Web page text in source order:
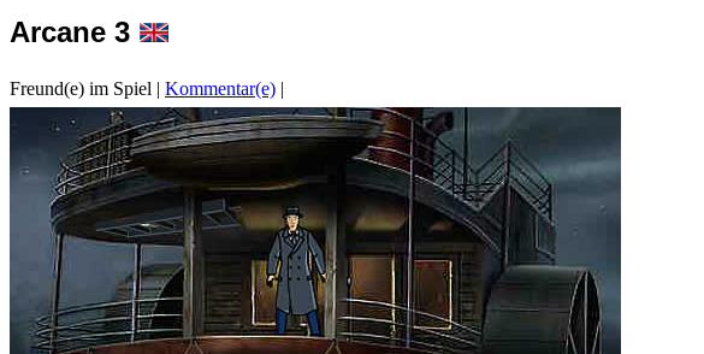
Arcane 3
Freund(e) im Spiel | Kommentar(e) |